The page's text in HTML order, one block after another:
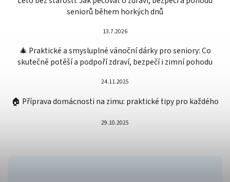
seniorů během horkých dnů
13.7.2026
🎄 Praktické a smysluplné vánoční dárky pro seniory: Co
skutečně potěší a podpoří zdraví, bezpečí i zimní pohodu
24.11.2025
🏠 Příprava domácnosti na zimu: praktické tipy pro každého
29.10.2025